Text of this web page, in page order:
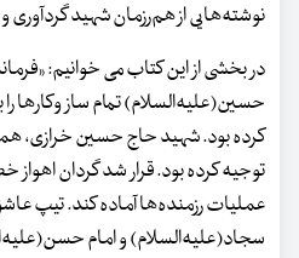
نوشته‌هایی از هم‌رزمان شهید
در بخشی از این کتاب می خوانیم:
حسین(علیه‌السلام) تمام ساز وکارها
کرده بود. شهید حاج حسین خرازی،
توجیه کرده بود. قرار شد گردان
عملیات رزمنده‌ها آماده کند. تیپ
سجاد(علیه‌السلام) و امام